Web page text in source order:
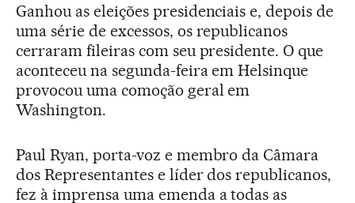
Ganhou as eleições presidenciais e, depois de
uma série de excessos, os republicanos
cerraram fileiras com seu presidente. O que
aconteceu na segunda-feira em Helsinque
provocou uma comoção geral em
Washington.
Paul Ryan, porta-voz e membro da Câmara
dos Representantes e líder dos republicanos,
fez à imprensa uma emenda a todas as